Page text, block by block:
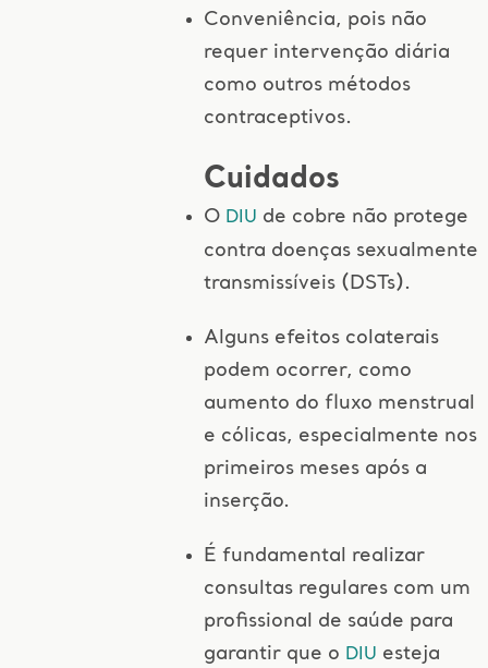
Conveniência, pois não
requer intervenção diária
como outros métodos
contraceptivos.
Cuidados
O DIU de cobre não protege
contra doenças sexualmente
transmissíveis (DSTs).
Alguns efeitos colaterais
podem ocorrer, como
aumento do fluxo menstrual
e cólicas, especialmente nos
primeiros meses após a
inserção.
É fundamental realizar
consultas regulares com um
profissional de saúde para
garantir que o DIU esteja